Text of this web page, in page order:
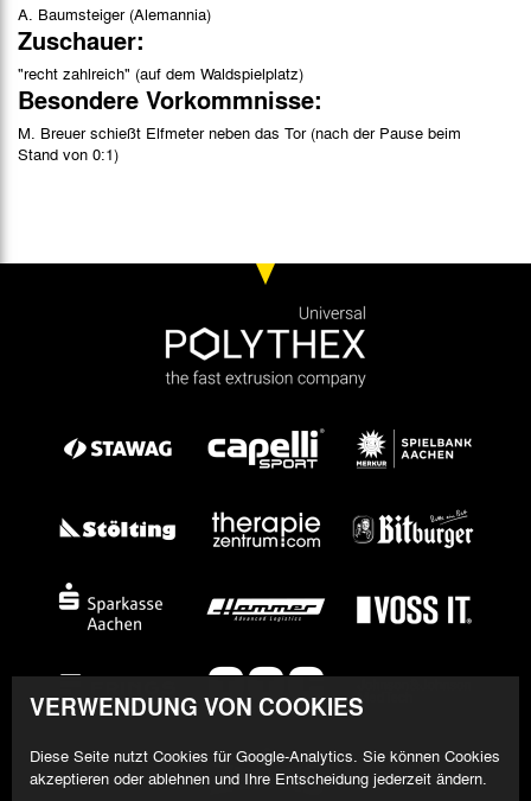
A. Baumsteiger (Alemannia)
Zuschauer:
"recht zahlreich" (auf dem Waldspielplatz)
Besondere Vorkommnisse:
M. Breuer schießt Elfmeter neben das Tor (nach der Pause beim
Stand von 0:1)
VERWENDUNG VON COOKIES
Diese Seite nutzt Cookies für Google-Analytics. Sie können Cookies
akzeptieren oder ablehnen und Ihre Entscheidung jederzeit ändern.